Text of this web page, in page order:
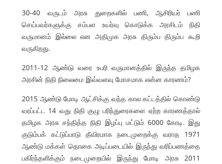
30-40 வருடம் அரசு துறைகளில் பணி, ஆசிரியர் பணி
செய்பவர்களுக்கு சம்பள உயர்வு கொடுக்க அரசிடம் நிதி
வருமானம் இல்லை என அதிமுக அரசு திரும்ப திரும்ப கூறி
வருகிறது.
2011-12 ஆண்டு வரை உபரி வருமானத்தில் இருந்த தமிழக
அரசின் நிதி நிலைமை இவ்வளவு மோசமாக என்ன காரணம்?
2015 ஆண்டு மோடி ஆட்சிக்கு வந்த கால கட்டத்தில் கொண்டு
வரப்பட்ட 14 வது நிதி குழு பரிந்துரைகளை ஏற்ற காரணத்தால்
தமிழக அரசு சந்தித்த நிதி இழப்பு மட்டும் 6000 கோடி. இது
குடும்பக் கட்டுப்பாடு தீவிரமாக நடைமுறைக்கு வராத 1971
ஆண்டு மக்கள் தொகை அடிப்படையில் இருந்து வரிப்பணத்தை
பகிர்ந்தளிக்கும் நடைமுறையில் இருந்து மோடி அரசு 2011